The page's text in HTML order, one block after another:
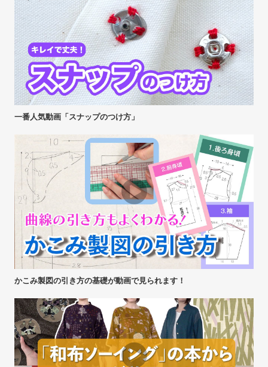
一番人気動画「スナップのつけ方」
かこみ製図の引き方の基礎が動画で見られます！